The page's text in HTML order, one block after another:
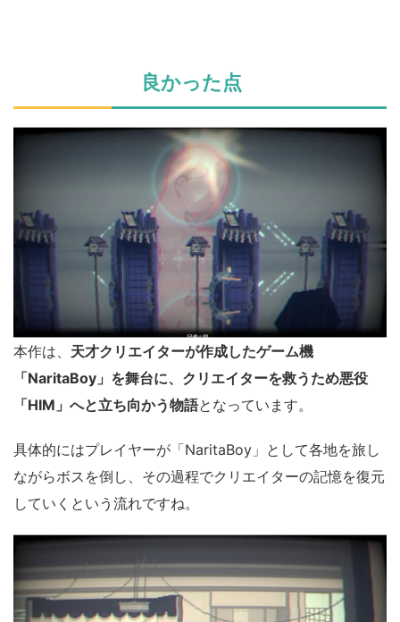
良かった点
本作は、 天才クリエイターが作成したゲーム機
「NaritaBoy」を舞台に、クリエイターを救うため悪役
「HIM」へと立ち向かう物語となっています。
具体的にはプレイヤーが「NaritaBoy」として各地を旅し
ながらボスを倒し、その過程でクリエイターの記憶を復元
していくという流れですね。